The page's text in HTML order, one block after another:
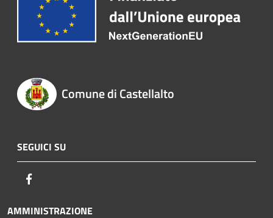
Comune di Castellalto
SEGUICI SU
AMMINISTRAZIONE